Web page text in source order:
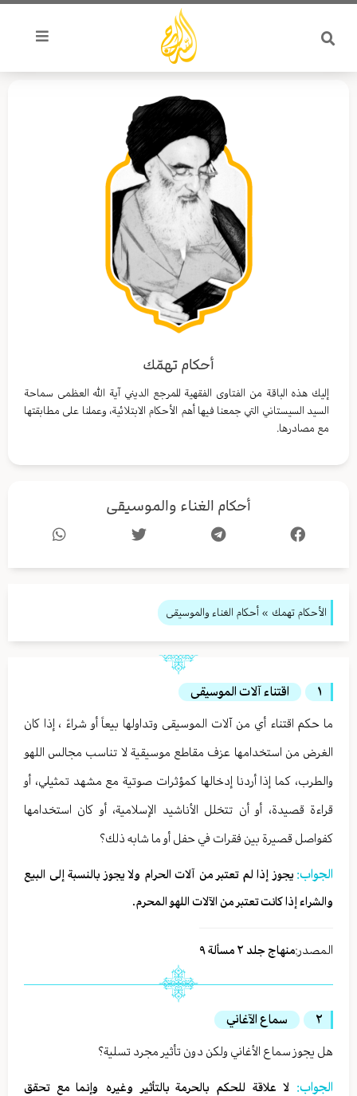
تخطي
المحتوى
أحكام تهمّك
إليك هذه الباقة من الفتاوى الفقهية للمرجع الديني آية الله العظمى سماحة
السيد السيستاني التي جمعنا فيها أهم الأحكام الابتلائية، وعملنا على مطابقتها
مع مصادرها.
أحكام الغناء والموسيقى
الأحكام تهمك » أحكام الغناء والموسيقى
١
اقتناء آلات الموسيقى
ما حكم اقتناء أي من آلات الموسيقى وتداولها بيعاً أو شراءً ، إذا كان
الغرض من استخدامها عزف مقاطع موسيقية لا تناسب مجالس اللهو
والطرب، كما إذا أردنا إدخالها كمؤثرات صوتية مع مشهد تمثيلي، أو
قراءة قصيدة، أو أن تتخلل الأناشيد الإسلامية، أو كان استخدامها
كفواصل قصيرة بين فقرات في حفل أو ما شابه ذلك؟
الجواب:یجوز إذا لم تعتبر من آلات الحرام ولا یجوز بالنسبة إلی البیع
والشراء إذا كانت تعتبر من الآلات اللهو المحرم.
المصدر:منهاج جلد ٢ مسألة ٩
٢
سماع الآغاني
هل يجوز سماع الأغاني ولكن دون تأثير مجرد تسلية؟
الجواب: لا علاقة للحكم بالحرمة بالتأثير وغيره وإنما مع تحقق